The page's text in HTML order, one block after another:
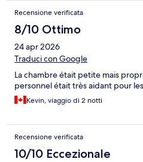
Recensione verificata
8/10 Ottimo
24 apr 2026
Traduci con Google
La chambre était petite mais
personnel était très aidant pour
Kevin, viaggio di 2 notti
Recensione verificata
10/10 Eccezionale